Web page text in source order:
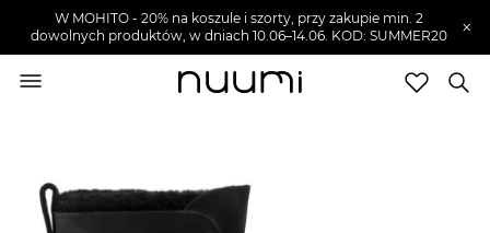
W MOHITO - 20% na koszule i szorty, przy zakupie min. 2
dowolnych produktów, w dniach 10.06–14.06. KOD: SUMMER20
×
SZUKAJ
Trendy